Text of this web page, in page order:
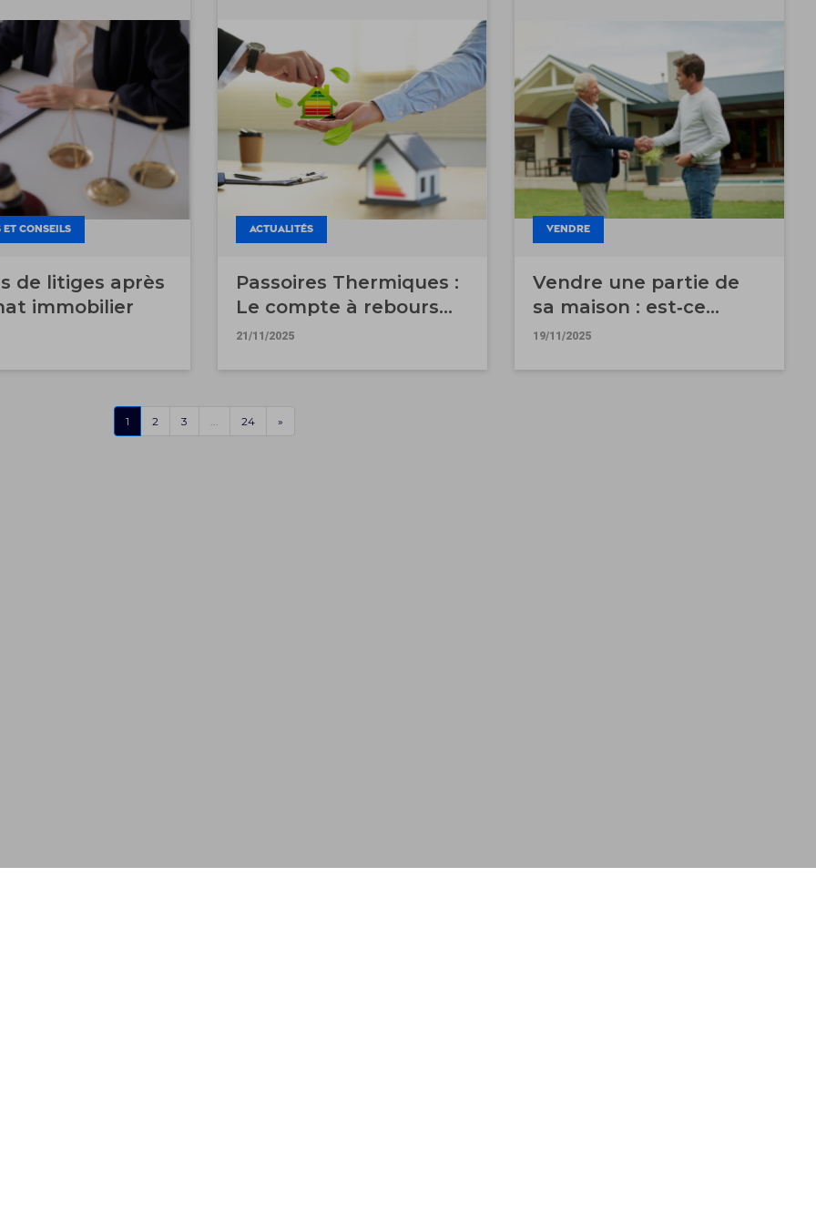
ET CONSEILS
de litiges après
immobilier
ACTUALITÉS
Passoires Thermiques :
Le compte à rebours
est lancé pour le
21/11/2025
VENDRE
Vendre une partie de
sa maison : est‐ce
possible ?
19/11/2025
1 2 3 24 »